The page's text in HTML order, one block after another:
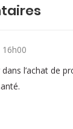
16h00
l’achat de